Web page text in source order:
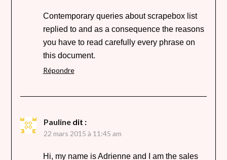
Contemporary queries about scrapebox list
replied to and as a consequence the reasons
you have to read carefully every phrase on
this document.
Répondre
Pauline dit :
22 mars 2015 à 11:45 am
Hi, my name is Adrienne and I am the sales